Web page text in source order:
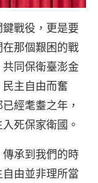
戰役，更是要
那個艱困的戰
同保衛臺澎金
主自由而奮
經耄耋之年，
死保家衛國。
承到我們的時
由並非理所當